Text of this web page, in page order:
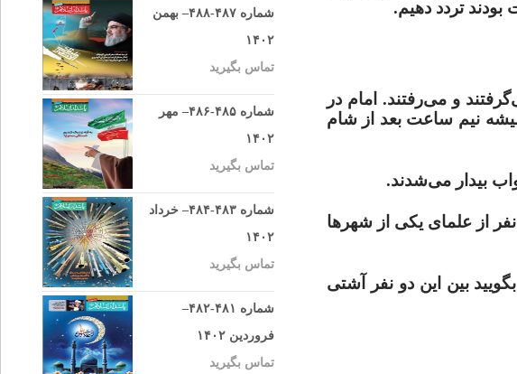
تردد دهیم.
و می‌رفتند. امام در
به چرخش سال همیشه نیم ساعت بعد از شام
بیدار می‌شدند.
از علمای یکی از شهرها
بگویید بین این دو نفر آشتی
شماره ۴۸۷-۴۸۸– بهمن
۱۴۰۲
تماس بگیرید
شماره ۴۸۵-۴۸۶– مهر
۱۴۰۲
تماس بگیرید
شماره ۴۸۳-۴۸۴– خرداد
۱۴۰۲
تماس بگیرید
شماره ۴۸۱-۴۸۲–
فروردین ۱۴۰۲
تماس بگیرید